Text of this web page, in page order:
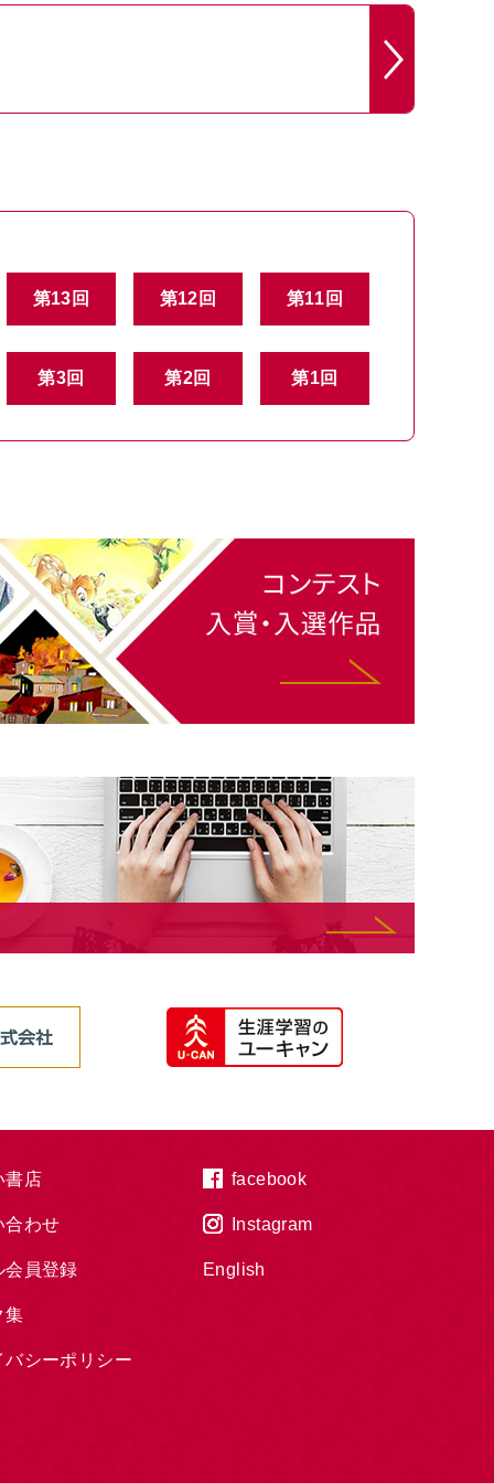
第13回 第12回 第11回
第3回 第2回 第1回
書店
合わせ
会員登録
集
バシーポリシー
facebook
Instagram
English